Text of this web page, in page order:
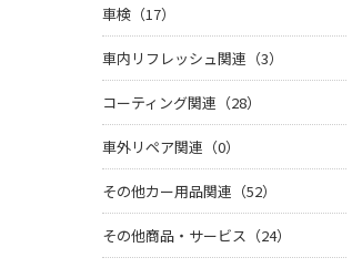
車検（17）
車内リフレッシュ関連（3）
コーティング関連（28）
車外リペア関連（0）
その他カー用品関連（52）
その他商品・サービス（24）